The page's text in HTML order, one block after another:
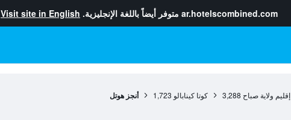
ar.hotelscombined.com متوفر أيضاً باللغة الإنجليزية. Visit site in English
إقليم ولاية صباح 3,288 كوتا كينابالو 1,723 أنجز هوتل